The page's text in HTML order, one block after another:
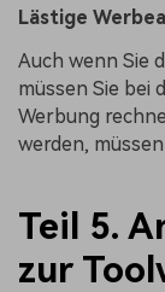
Lästige
Auch wenn Sie
müssen Sie bei
Werbung
werden,
Teil 5.
zur